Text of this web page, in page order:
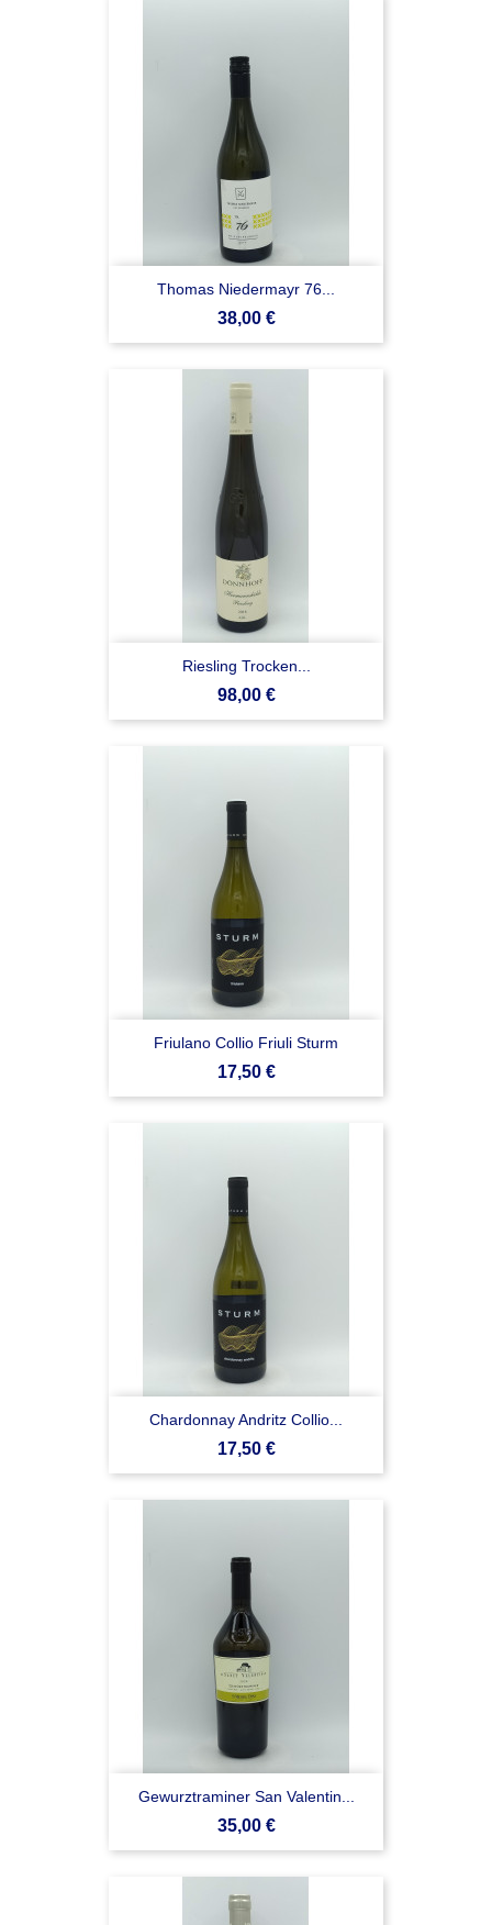
Thomas Niedermayr 76...
Prezzo
38,00 €
Riesling Trocken...
Prezzo
98,00 €
Friulano Collio Friuli Sturm
Prezzo
17,50 €
Chardonnay Andritz Collio...
Prezzo
17,50 €
Gewurztraminer San Valentin...
Prezzo
35,00 €